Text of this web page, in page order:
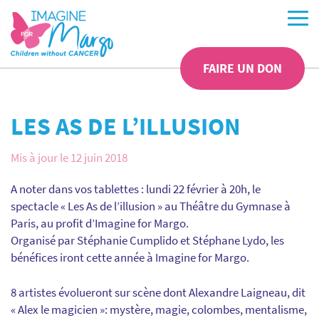
FAIRE UN DON
LES AS DE L’ILLUSION
Mis à jour le 12 juin 2018
A noter dans vos tablettes : lundi 22 février à 20h, le
spectacle « Les As de l’illusion » au Théâtre du Gymnase à
Paris, au profit d’Imagine for Margo.
Organisé par Stéphanie Cumplido et Stéphane Lydo, les
bénéfices iront cette année à Imagine for Margo.
8 artistes évolueront sur scène dont Alexandre Laigneau, dit
« Alex le magicien »: mystère, magie, colombes, mentalisme,